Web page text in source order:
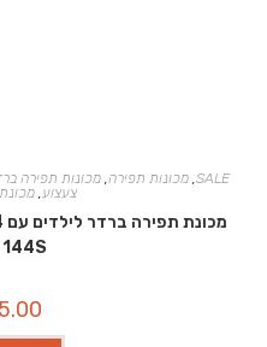
SALE מכונות תפירה מכונות תפירה
צעצוע